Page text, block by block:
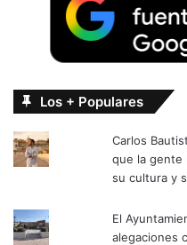
Los + Populares
Carlos
que la gente
su cultura y
El
alegaciones